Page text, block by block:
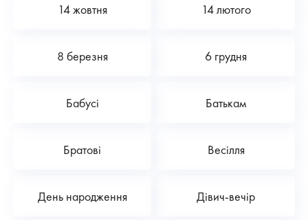
14 жовтня 14 лютого
8 березня 6 грудня
Бабусі Батькам
Братові Весілля
День народження Дівич-вечір